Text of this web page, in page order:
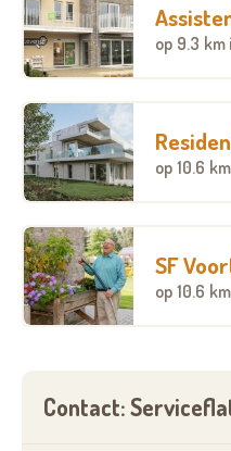
op 9.3 km
op 10.6 km
SF
op 10.6 km
Contact: